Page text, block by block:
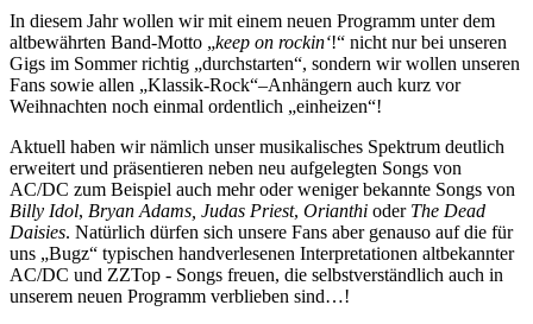
In diesem Jahr wollen wir mit einem neuen Programm unter dem
altbewährten Band-Motto „keep on rockin‘!“ nicht nur bei unseren
Gigs im Sommer richtig „durchstarten“, sondern wir wollen unseren
Fans sowie allen „Klassik-Rock“–Anhängern auch kurz vor
Weihnachten noch einmal ordentlich „einheizen“!
Aktuell haben wir nämlich unser musikalisches Spektrum deutlich
erweitert und präsentieren neben neu aufgelegten Songs von
AC/DC zum Beispiel auch mehr oder weniger bekannte Songs von
Billy Idol, Bryan Adams, Judas Priest, Orianthi oder The Dead
Daisies. Natürlich dürfen sich unsere Fans aber genauso auf die für
uns „Bugz“ typischen handverlesenen Interpretationen altbekannter
AC/DC und ZZTop - Songs freuen, die selbstverständlich auch in
unserem neuen Programm verblieben sind…!